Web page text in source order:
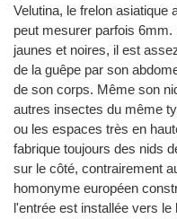
Velutina, le frelon asiatique
peut mesurer parfois
jaunes et noires, il est
de la guêpe par son
de son corps. Même son
autres insectes du même
ou les espaces très en
fabrique toujours des nids
sur le côté, contrairement
homonyme européen
l'entrée est installée vers